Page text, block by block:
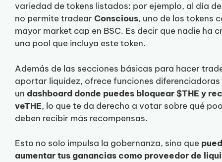
variedad de tokens listados: por ejemplo, al día
no permite tradear Conscious, uno de los tokens
mayor market cap en BSC. Es decir que nadie ha
una pool que incluya este token.
Además de las secciones básicas para hacer
aportar liquidez, ofrece funciones
un dashboard donde puedes bloquear $THE y
veTHE, lo que te da derecho a votar sobre qué
deben recibir más recompensas.
Esto no solo impulsa la gobernanza, sino que
aumentar tus ganancias como proveedor de